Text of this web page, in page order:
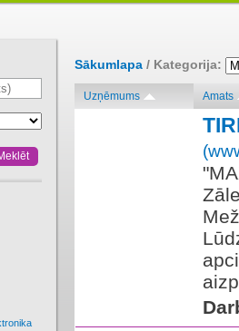
Sākumlapa / Kategorija:
Uzņēmums Amats